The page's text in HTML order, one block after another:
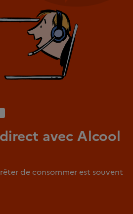
avec Alcool
de consommer est souvent